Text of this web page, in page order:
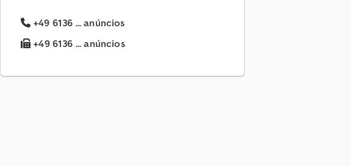
+49 6136 ... anúncios
+49 6136 ... anúncios